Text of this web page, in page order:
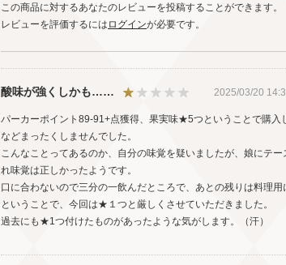
この商品に対するあなたのレビューを投稿することができます。
レビューを評価するには ログインが必要です。
酸味が強くしかも…… 2025/03/20
パーカーポイント89-91+点獲得、果実味★5つということで購
などまったくしませんでした。
こんなことってあるのか、自分の味覚を疑いましたが、娘にテ
れ味覚は正しかったようです。
口に合わないので三分の一飲んだところで、あとの残りは料理用
ということで、今回は★１つと厳しくさせていただきました。
過去にも★1つ付けたものがあったような気がします。（汗）